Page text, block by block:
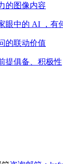
的图像内容
眼中的 AI ，有
的联动价值
提俱备、积极性